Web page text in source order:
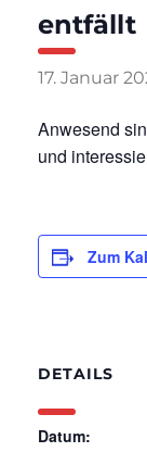
entfällt
17. Januar
Anwesend
und
Zum
DETAILS
Datum: